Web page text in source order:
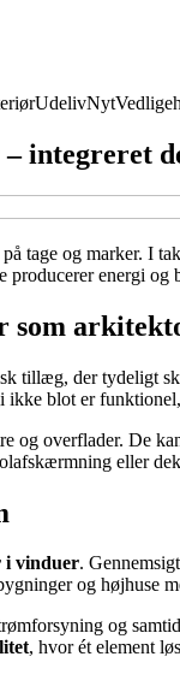
UdelivNyt
integreret
tage og marker. I
producerer energi
som
tillæg, der tydeligt
ikke blot er
og overflader. De
eller
i vinduer.
og højhuse
og
, hvor ét element